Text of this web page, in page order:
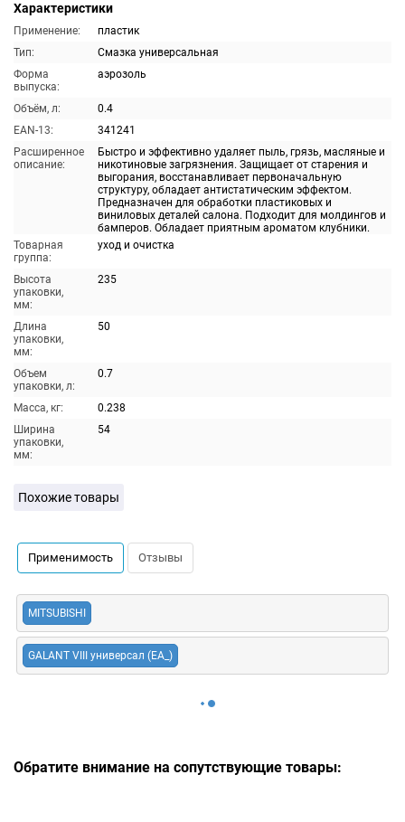
Характеристики
Применение:
пластик
Тип:
Смазка универсальная
Форма
выпуска:
аэрозоль
Объём, л:
0.4
EAN-13:
341241
Расширенное
описание:
Быстро и эффективно удаляет пыль, грязь, масляные и
никотиновые загрязнения. Защищает от старения и
выгорания, восстанавливает первоначальную
структуру, обладает антистатическим эффектом.
Предназначен для обработки пластиковых и
виниловых деталей салона. Подходит для молдингов и
бамперов. Обладает приятным ароматом клубники.
Товарная
группа:
уход и очистка
Высота
упаковки,
мм:
235
Длина
упаковки,
мм:
50
Объем
упаковки, л:
0.7
Масса, кг:
0.238
Ширина
упаковки,
мм:
54
Похожие товары
Применимость Отзывы
MITSUBISHI
GALANT VIII универсал (EA_)
Обратите внимание на сопутствующие товары: